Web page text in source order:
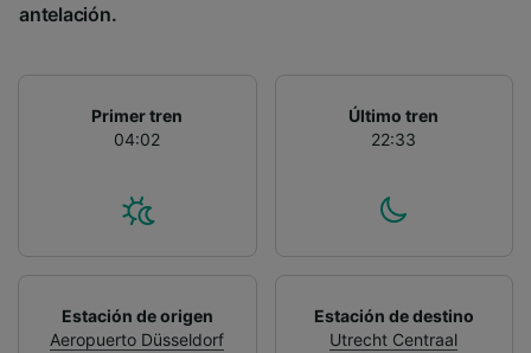
antelación.
Primer tren
04:02
Último tren
22:33
Estación de origen
Aeropuerto Düsseldorf
Estación de destino
Utrecht Centraal